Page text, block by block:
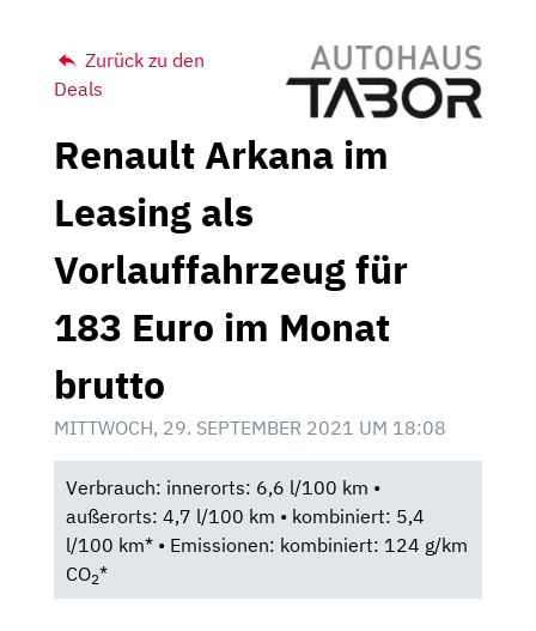
Zurück zu den
Deals
Renault Arkana im
Leasing als
Vorlauffahrzeug für
183 Euro im Monat
brutto
MITTWOCH, 29. SEPTEMBER 2021 UM 18:08
Verbrauch: innerorts: 6,6 l/100 km •
außerorts: 4,7 l/100 km • kombiniert: 5,4
l/100 km* • Emissionen: kombiniert: 124 g/km
CO2*